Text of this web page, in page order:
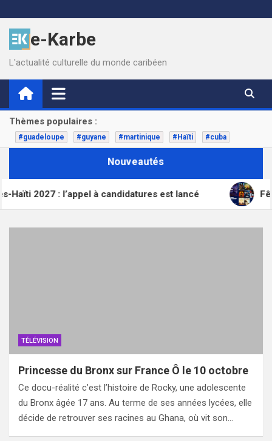
to
contente-Karbe
L'actualité culturelle du monde caribéen
Thèmes populaires :
#guadeloupe #guyane #martinique #Haïti #cuba
Nouveautés
2027 : l’appel à candidatures est lancé
TÉLÉVISION
Princesse du Bronx sur France Ô le 10 octobre
Ce docu-réalité c’est l’histoire de Rocky, une adolescente
du Bronx âgée 17 ans. Au terme de ses années lycées, elle
décide de retrouver ses racines au Ghana, où vit son…